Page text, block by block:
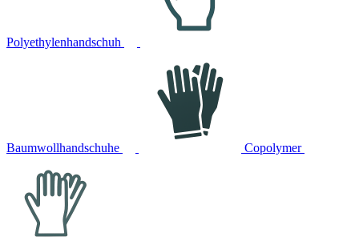
Polyethylenhandschuh
Baumwollhandschuhe Copolymer